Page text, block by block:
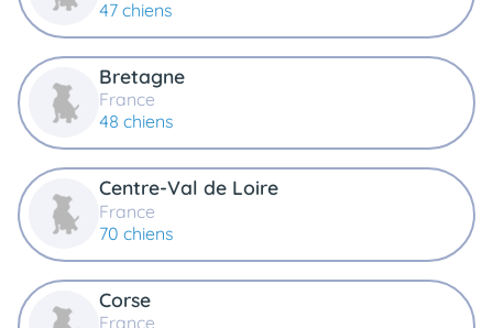
47 chiens
Bretagne
France
48 chiens
Centre-Val de Loire
France
70 chiens
Corse
France